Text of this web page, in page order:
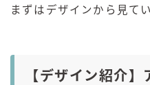
まずはデザインから見て
【デザイン紹介